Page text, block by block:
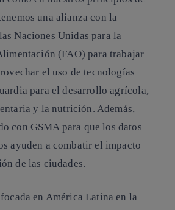
una alianza con la
Naciones Unidas para la
(FAO) para trabajar
el uso de tecnologías
para el desarrollo agrícola,
y la nutrición. Además,
con GSMA para que los datos
ayuden a combatir el impacto
de las ciudades.
en América Latina en la